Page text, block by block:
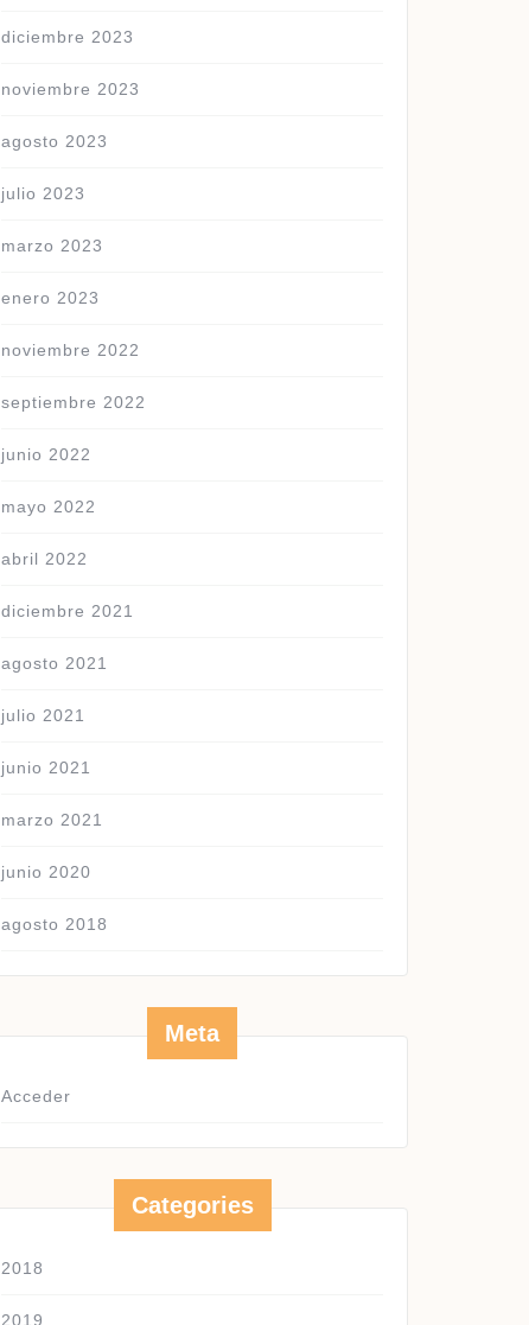
diciembre 2023
noviembre 2023
agosto 2023
julio 2023
marzo 2023
enero 2023
noviembre 2022
septiembre 2022
junio 2022
mayo 2022
abril 2022
diciembre 2021
agosto 2021
julio 2021
junio 2021
marzo 2021
junio 2020
agosto 2018
Meta
Acceder
Categories
2018
2019